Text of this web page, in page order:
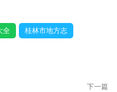
全 桂林市地方志
下一篇